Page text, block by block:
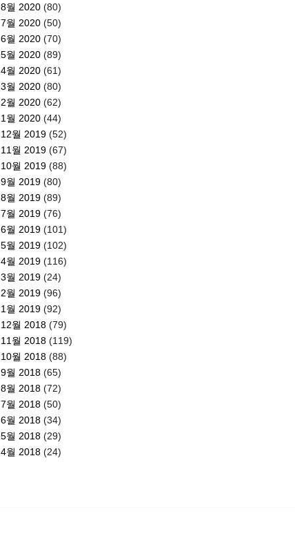
8월 2020 (80)
7월 2020 (50)
6월 2020 (70)
5월 2020 (89)
4월 2020 (61)
3월 2020 (80)
2월 2020 (62)
1월 2020 (44)
12월 2019 (52)
11월 2019 (67)
10월 2019 (88)
9월 2019 (80)
8월 2019 (89)
7월 2019 (76)
6월 2019 (101)
5월 2019 (102)
4월 2019 (116)
3월 2019 (24)
2월 2019 (96)
1월 2019 (92)
12월 2018 (79)
11월 2018 (119)
10월 2018 (88)
9월 2018 (65)
8월 2018 (72)
7월 2018 (50)
6월 2018 (34)
5월 2018 (29)
4월 2018 (24)